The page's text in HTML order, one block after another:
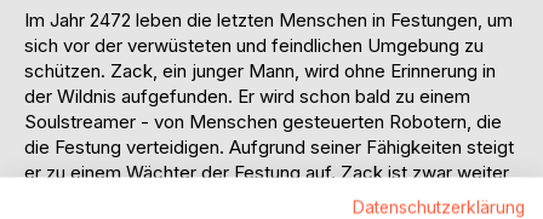
Im Jahr 2472 leben die letzten Menschen in Festungen, um
sich vor der verwüsteten und feindlichen Umgebung zu
schützen. Zack, ein junger Mann, wird ohne Erinnerung in
der Wildnis aufgefunden. Er wird schon bald zu einem
Soulstreamer - von Menschen gesteuerten Robotern, die
die Festung verteidigen. Aufgrund seiner Fähigkeiten steigt
er zu einem Wächter der Festung auf. Zack ist zwar weiter
auf der Suche nach seiner Herkunft, doch er will auch die
Datenschutzerklärung